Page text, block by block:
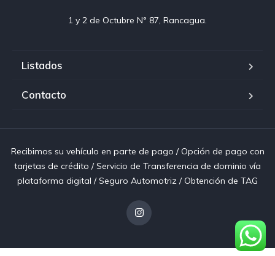
1 y 2 de Octubre N° 87, Rancagua.
Listados
Contacto
Recibimos su vehículo en parte de pago / Opción de pago con
tarjetas de crédito / Servicio de Transferencia de dominio vía
plataforma digital / Seguro Automotriz / Obtención de TAG